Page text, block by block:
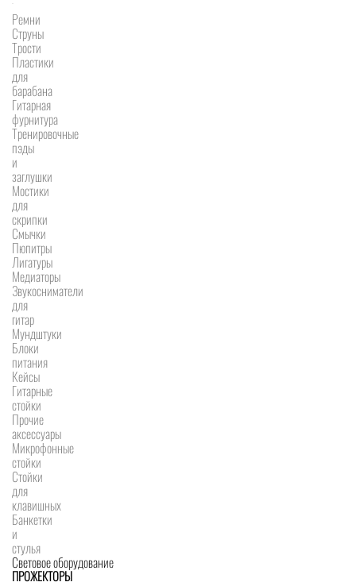
Ремни
Струны
Трости
Пластики
для
барабана
Гитарная
фурнитура
Тренировочные
пэды
и
заглушки
Мостики
для
скрипки
Смычки
Пюпитры
Лигатуры
Медиаторы
Звукосниматели
для
гитар
Мундштуки
Блоки
питания
Кейсы
Гитарные
стойки
Прочие
аксессуары
Микрофонные
стойки
Стойки
для
клавишных
Банкетки
и
стулья
Световое оборудование
ПРОЖЕКТОРЫ